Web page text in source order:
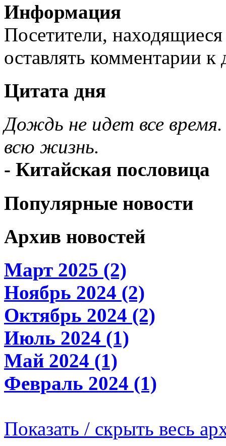
Информация
Посетители,
оставлять комментарии
Цитата дня
Дождь не идет все
всю жизнь.
- Китайская пословица
Популярные новости
Архив новостей
Март 2025 (2)
Ноябрь 2024 (2)
Октябрь 2024 (2)
Июль 2024 (1)
Май 2024 (1)
Февраль 2024 (1)
Показать / скрыть весь